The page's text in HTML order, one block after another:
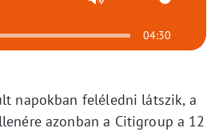
04:30
napokban feléledni látszik, a
azonban a Citigroup a 12